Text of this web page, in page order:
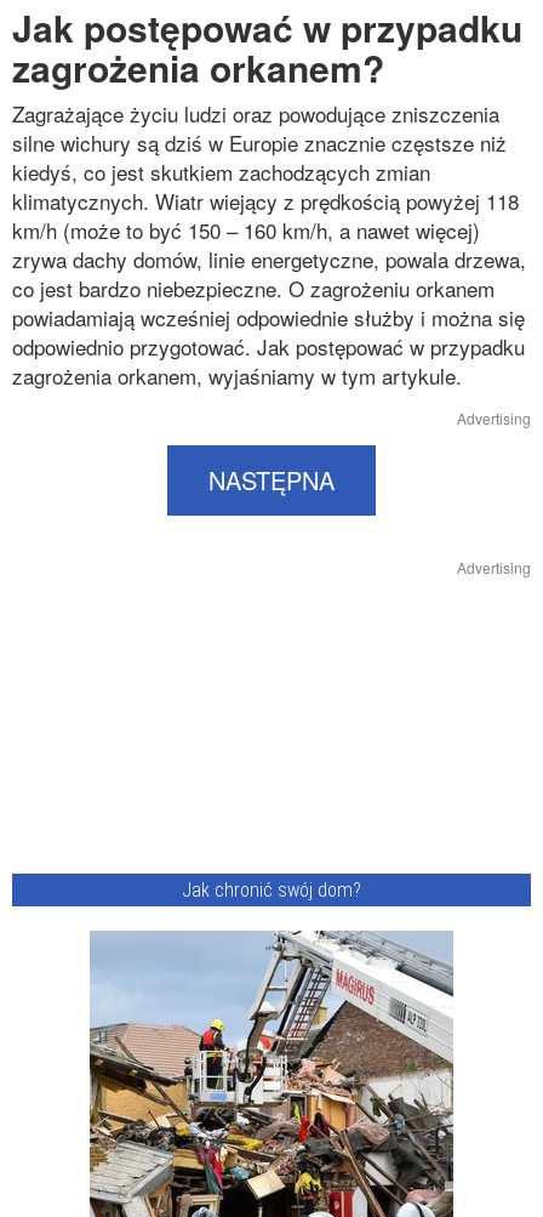
Jak postępować w przypadku
zagrożenia orkanem?
Zagrażające życiu ludzi oraz powodujące zniszczenia
silne wichury są dziś w Europie znacznie częstsze niż
kiedyś, co jest skutkiem zachodzących zmian
klimatycznych. Wiatr wiejący z prędkością powyżej 118
km/h (może to być 150 – 160 km/h, a nawet więcej)
zrywa dachy domów, linie energetyczne, powala drzewa,
co jest bardzo niebezpieczne. O zagrożeniu orkanem
powiadamiają wcześniej odpowiednie służby i można się
odpowiednio przygotować. Jak postępować w przypadku
zagrożenia orkanem, wyjaśniamy w tym artykule.
Advertising
NASTĘPNA
Advertising
Jak chronić swój dom?